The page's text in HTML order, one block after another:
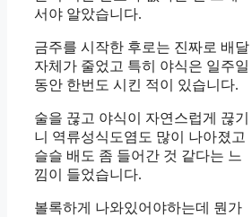
서야 알았습니다.
금주를 시작한 후로는 진짜로 배달
자체가 줄었고 특히 야식은 일주일
동안 한번도 시킨 적이 있습니다.
술을 끊고 야식이 자연스럽게 끊기
니 역류성식도염도 많이 나아졌고
슬슬 배도 좀 들어간 것 같다는 느
낌이 들었습니다.
볼록하게 나와있어야하는데 뭔가